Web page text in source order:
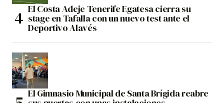
El Costa Adeje Tenerife Egatesa cierra su
stage en Tafalla con un nuevo test ante el
Deportivo Alavés
El Gimnasio Municipal de Santa Brígida reabre